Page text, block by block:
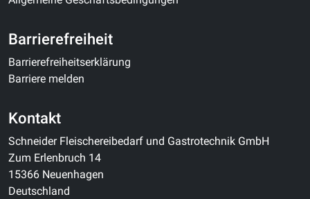
Barrierefreiheit
Barrierefreiheitserklärung
Barriere melden
Kontakt
Schneider Fleischereibedarf und Gastrotechnik GmbH
Zum Erlenbruch 14
15366 Neuenhagen
Deutschland